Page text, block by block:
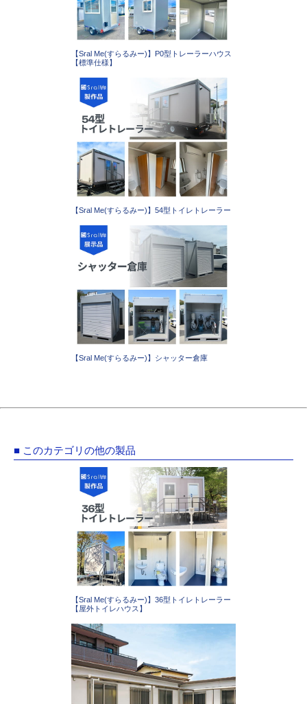
【Sral Me(すらるみー)】P0型トレーラーハウス
【標準仕様】
【Sral Me(すらるみー)】54型トイレトレーラー
【Sral Me(すらるみー)】シャッター倉庫
■ このカテゴリの他の製品
【Sral Me(すらるみー)】36型トイレトレーラー
【屋外トイレハウス】